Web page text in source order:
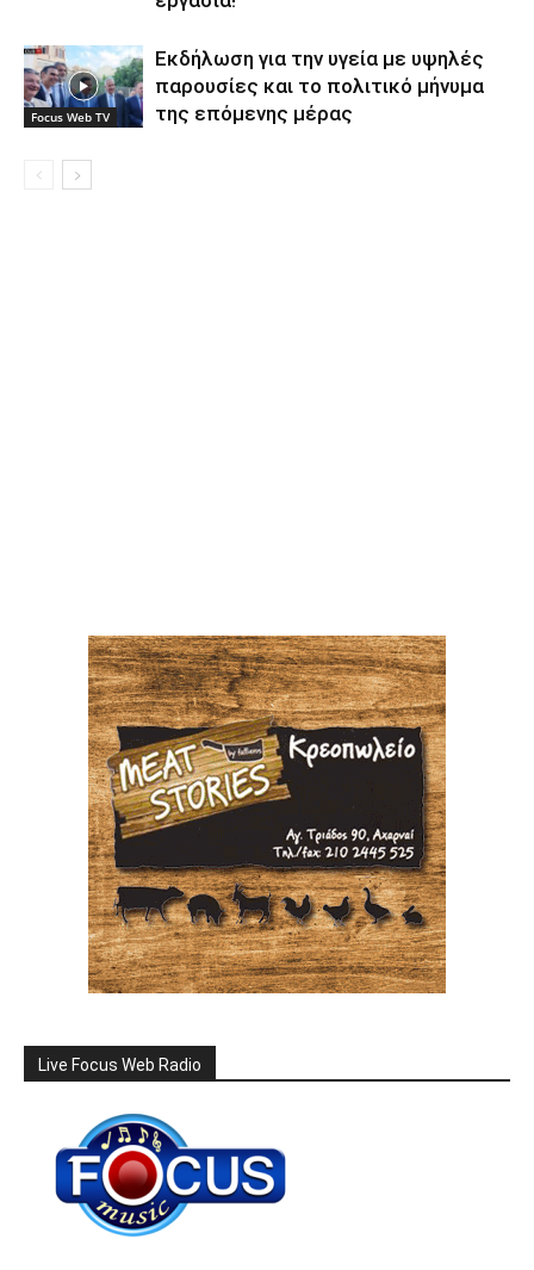
Focus Web TV
Εκδήλωση για την υγεία με υψηλές
παρουσίες και το πολιτικό μήνυμα
της επόμενης μέρας
Live Focus Web Radio